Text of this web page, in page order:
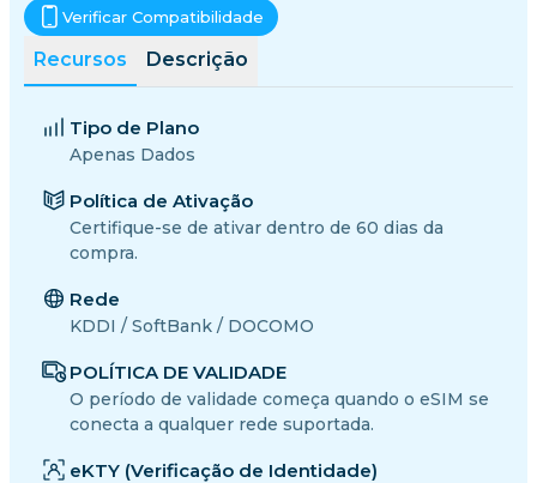
Recursos Descrição
Verificar Compatibilidade
Tipo de Plano
Apenas Dados
Política de Ativação
Certifique-se de ativar dentro de 60 dias da
compra.
Rede
KDDI / SoftBank / DOCOMO
POLÍTICA DE VALIDADE
O período de validade começa quando o eSIM se
conecta a qualquer rede suportada.
eKTY (Verificação de Identidade)